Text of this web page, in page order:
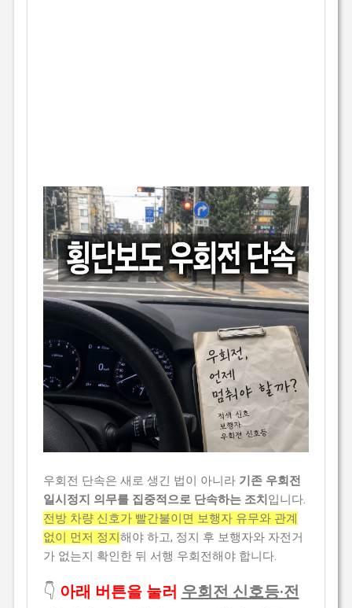
우회전 단속은 새로 생긴 법이 아니라 기존 우회전
일시정지 의무를 집중적으로 단속하는 조치 입니다.
전방 차량 신호가 빨간불이면 보행자 유무와 관계
없이 먼저 정지해야 하고, 정지 후 보행자와 자전거
가 없는지 확인한 뒤 서행 우회전해야 합니다.
👇 아래 버튼을 눌러 우회전 신호등·전